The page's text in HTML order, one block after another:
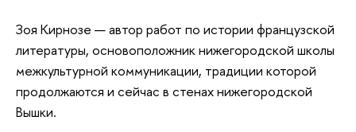
Зоя Кирнозе — автор работ по истории французской
литературы, основоположник нижегородской школы
межкультурной коммуникации, традиции которой
продолжаются и сейчас в стенах нижегородской
Вышки.